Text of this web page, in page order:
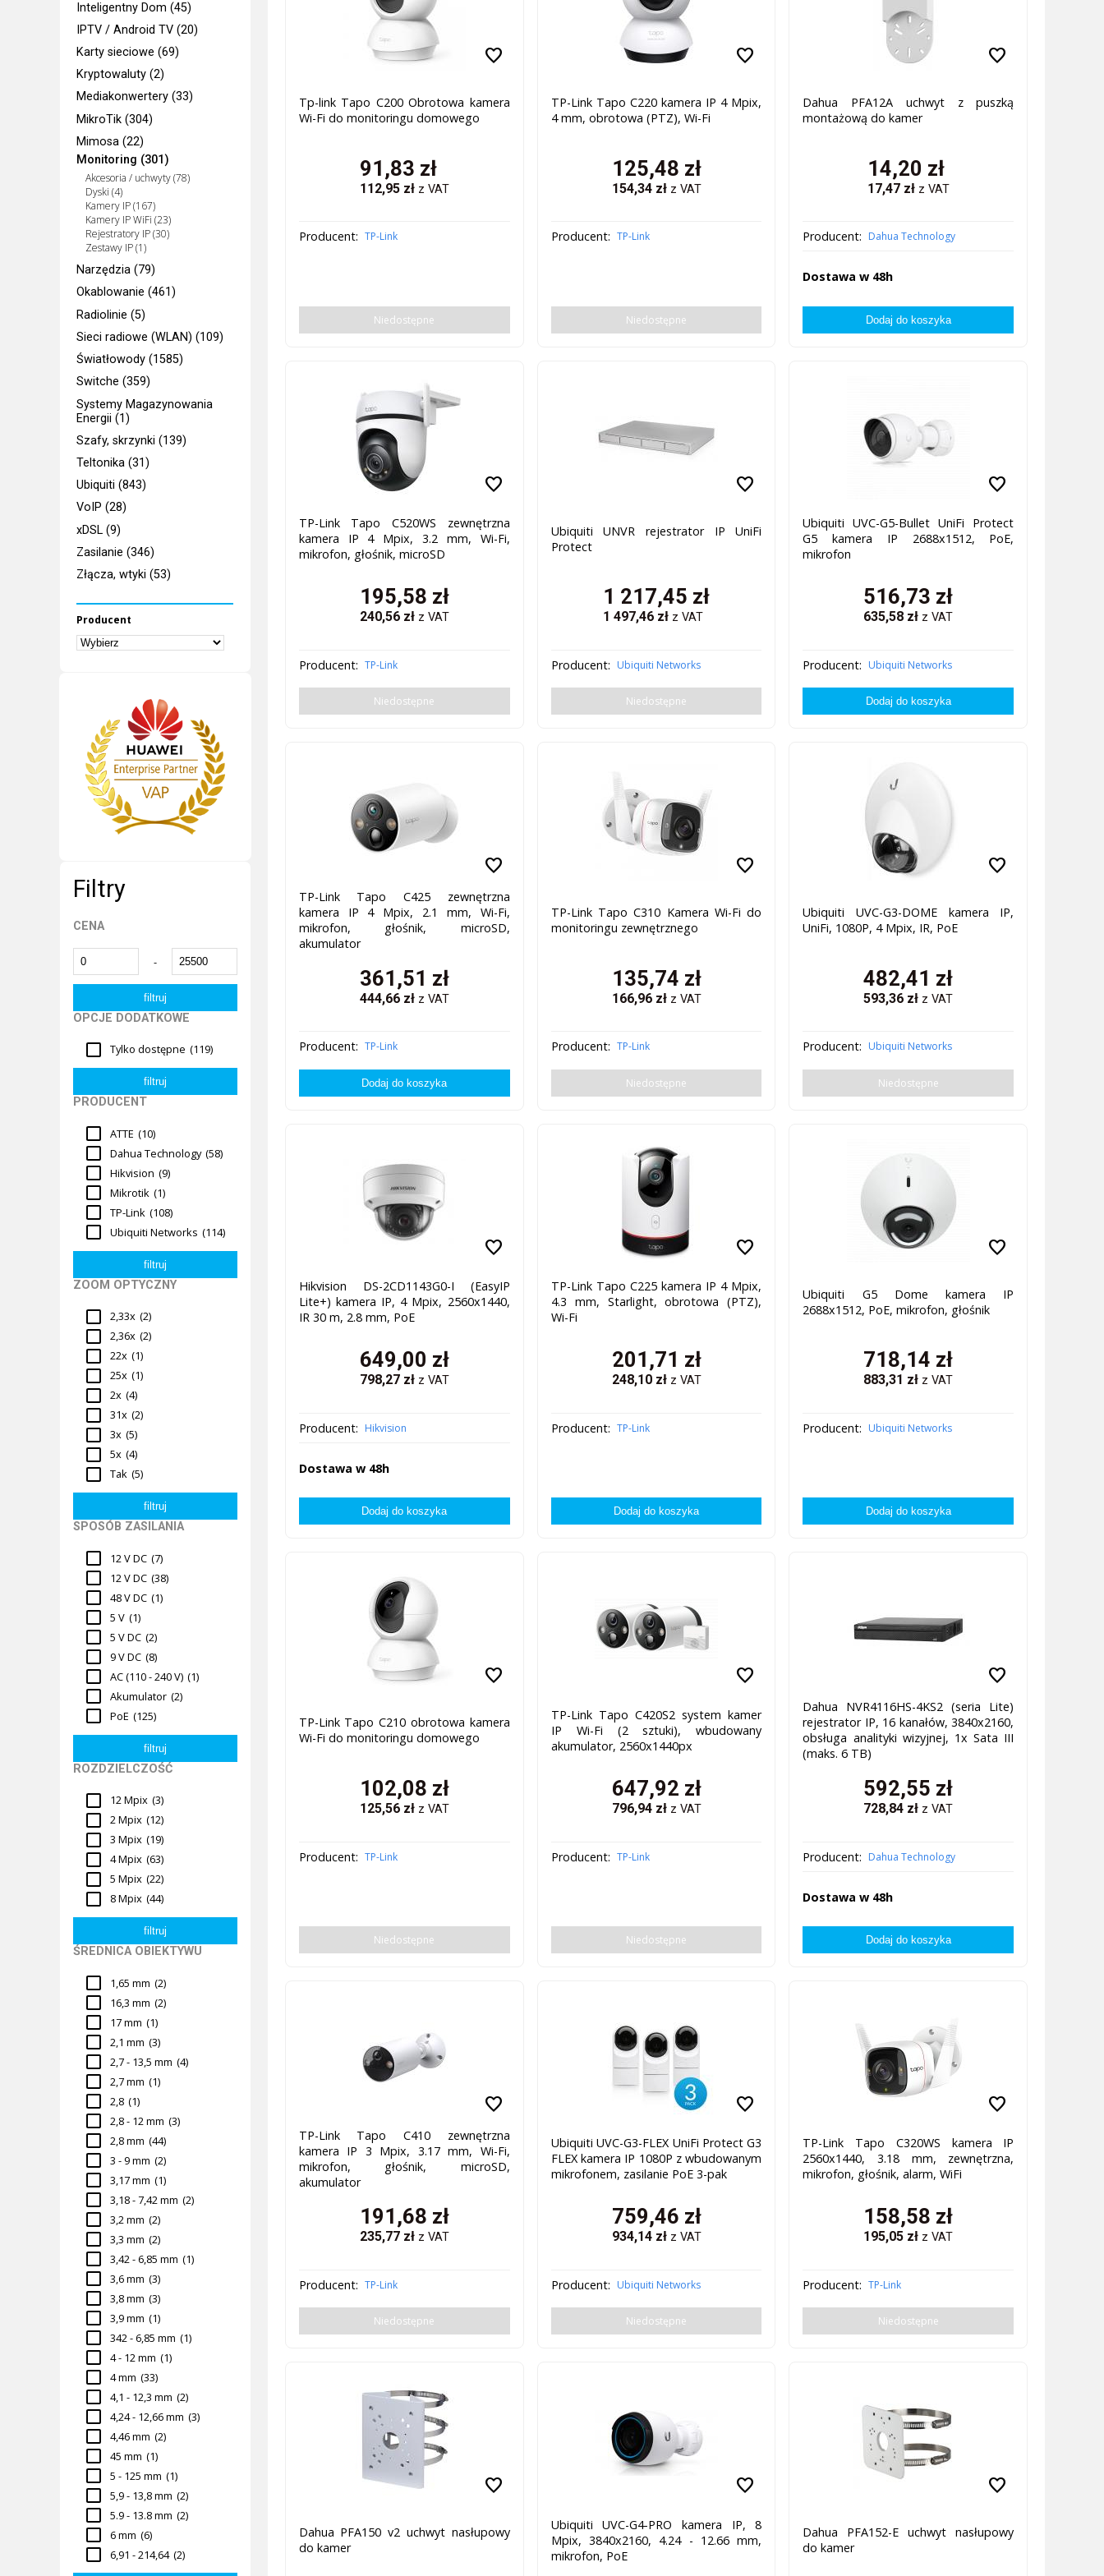
Inteligentny Dom (45)
IPTV / Android TV (20)
Karty sieciowe (69)
Kryptowaluty (2)
Mediakonwertery (33)
MikroTik (304)
Mimosa (22)
Monitoring (301)
Akcesoria / uchwyty (78)
Dyski (4)
Kamery IP (167)
Kamery IP WiFi (23)
Rejestratory IP (30)
Zestawy IP (1)
Narzędzia (79)
Okablowanie (461)
Radiolinie (5)
Sieci radiowe (WLAN) (109)
Światłowody (1585)
Switche (359)
Systemy Magazynowania
Energii (1)
Szafy, skrzynki (139)
Teltonika (31)
Ubiquiti (843)
VoIP (28)
xDSL (9)
Zasilanie (346)
Złącza, wtyki (53)
Producent
Filtry
CENA
-
OPCJE DODATKOWE
Tylko dostępne (119)
PRODUCENT
ATTE (10)
Dahua Technology (58)
Hikvision (9)
Mikrotik (1)
TP-Link (108)
Ubiquiti Networks (114)
ZOOM OPTYCZNY
2,33x (2)
2,36x (2)
22x (1)
25x (1)
2x (4)
31x (2)
3x (5)
5x (4)
Tak (5)
SPOSÓB ZASILANIA
12 V DC (7)
12 V DC (38)
48 V DC (1)
5 V (1)
5 V DC (2)
9 V DC (8)
AC (110 - 240 V) (1)
Akumulator (2)
PoE (125)
ROZDZIELCZOŚĆ
12 Mpix (3)
2 Mpix (12)
3 Mpix (19)
4 Mpix (63)
5 Mpix (22)
8 Mpix (44)
ŚREDNICA OBIEKTYWU
1,65 mm (2)
16,3 mm (2)
17 mm (1)
2,1 mm (3)
2,7 - 13,5 mm (4)
2,7 mm (1)
2,8 (1)
2,8 - 12 mm (3)
2,8 mm (44)
3 - 9 mm (2)
3,17 mm (1)
3,18 - 7,42 mm (2)
3,2 mm (2)
3,3 mm (2)
3,42 - 6,85 mm (1)
3,6 mm (3)
3,8 mm (3)
3,9 mm (1)
342 - 6,85 mm (1)
4 - 12 mm (1)
4 mm (33)
4,1 - 12,3 mm (2)
4,24 - 12,66 mm (3)
4,46 mm (2)
45 mm (1)
5 - 125 mm (1)
5,9 - 13,8 mm (2)
5.9 - 13.8 mm (2)
6 mm (6)
6,91 - 214,64 (2)
favorite
Tp-link Tapo C200 Obrotowa kamera
Wi-Fi do monitoringu domowego
91,83 zł
112,95zł z VAT
Producent: TP-Link
Niedostępne
favorite
TP-Link Tapo C220 kamera IP 4 Mpix,
4 mm, obrotowa (PTZ), Wi-Fi
125,48 zł
154,34zł z VAT
Producent: TP-Link
Niedostępne
favorite
Dahua PFA12A uchwyt z puszką
montażową do kamer
14,20 zł
17,47zł z VAT
Producent: Dahua Technology
Dostawa w 48h
favorite
TP-Link Tapo C520WS zewnętrzna
kamera IP 4 Mpix, 3.2 mm, Wi-Fi,
mikrofon, głośnik, microSD
195,58 zł
240,56zł z VAT
Producent: TP-Link
Niedostępne
favorite
Ubiquiti UNVR rejestrator IP UniFi
Protect
1 217,45 zł
1 497,46 zł z VAT
Producent: Ubiquiti Networks
Niedostępne
favorite
Ubiquiti UVC-G5-Bullet UniFi Protect
G5 kamera IP 2688x1512, PoE,
mikrofon
516,73 zł
635,58 zł z VAT
Producent: Ubiquiti Networks
favorite
TP-Link Tapo C425 zewnętrzna
kamera IP 4 Mpix, 2.1 mm, Wi-Fi,
mikrofon, głośnik, microSD,
akumulator
361,51 zł
444,66zł z VAT
Producent: TP-Link
favorite
TP-Link Tapo C310 Kamera Wi-Fi do
monitoringu zewnętrznego
135,74 zł
166,96zł z VAT
Producent: TP-Link
Niedostępne
favorite
Ubiquiti UVC-G3-DOME kamera IP,
UniFi, 1080P, 4 Mpix, IR, PoE
482,41 zł
593,36 zł z VAT
Producent: Ubiquiti Networks
Niedostępne
favorite
Hikvision DS-2CD1143G0-I (EasyIP
Lite+) kamera IP, 4 Mpix, 2560x1440,
IR 30 m, 2.8 mm, PoE
649,00 zł
798,27zł z VAT
Producent: Hikvision
Dostawa w 48h
favorite
TP-Link Tapo C225 kamera IP 4 Mpix,
4.3 mm, Starlight, obrotowa (PTZ),
Wi-Fi
201,71 zł
248,10zł z VAT
Producent: TP-Link
favorite
Ubiquiti G5 Dome kamera IP
2688x1512, PoE, mikrofon, głośnik
718,14 zł
883,31 zł z VAT
Producent: Ubiquiti Networks
favorite
TP-Link Tapo C210 obrotowa kamera
Wi-Fi do monitoringu domowego
102,08 zł
125,56zł z VAT
Producent: TP-Link
Niedostępne
favorite
TP-Link Tapo C420S2 system kamer
IP Wi-Fi (2 sztuki), wbudowany
akumulator, 2560x1440px
647,92 zł
796,94zł z VAT
Producent: TP-Link
Niedostępne
favorite
Dahua NVR4116HS-4KS2 (seria Lite)
rejestrator IP, 16 kanałów, 3840x2160,
obsługa analityki wizyjnej, 1x Sata III
(maks. 6 TB)
592,55 zł
728,84 zł z VAT
Producent: Dahua Technology
Dostawa w 48h
favorite
TP-Link Tapo C410 zewnętrzna
kamera IP 3 Mpix, 3.17 mm, Wi-Fi,
mikrofon, głośnik, microSD,
akumulator
191,68 zł
235,77zł z VAT
Producent: TP-Link
Niedostępne
favorite
Ubiquiti UVC-G3-FLEX UniFi Protect G3
FLEX kamera IP 1080P z wbudowanym
mikrofonem, zasilanie PoE 3-pak
759,46 zł
934,14zł z VAT
Producent: Ubiquiti Networks
Niedostępne
favorite
TP-Link Tapo C320WS kamera IP
2560x1440, 3.18 mm, zewnętrzna,
mikrofon, głośnik, alarm, WiFi
158,58 zł
195,05 zł z VAT
Producent: TP-Link
Niedostępne
favorite
Dahua PFA150 v2 uchwyt nasłupowy
do kamer
favorite
Ubiquiti UVC-G4-PRO kamera IP, 8
Mpix, 3840x2160, 4.24 - 12.66 mm,
mikrofon, PoE
favorite
Dahua PFA152-E uchwyt nasłupowy
do kamer